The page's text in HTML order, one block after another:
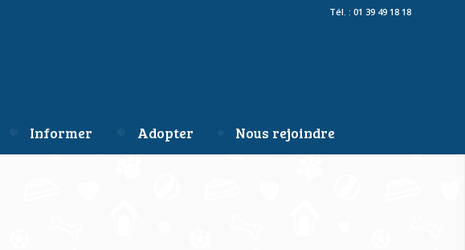
Tél. : 01 39 49 18 18
Informer Adopter Nous rejoindre